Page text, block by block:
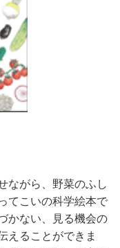
ながら、野菜のふし
てこいの科学絵本で
かない、見る機会の
えることができま